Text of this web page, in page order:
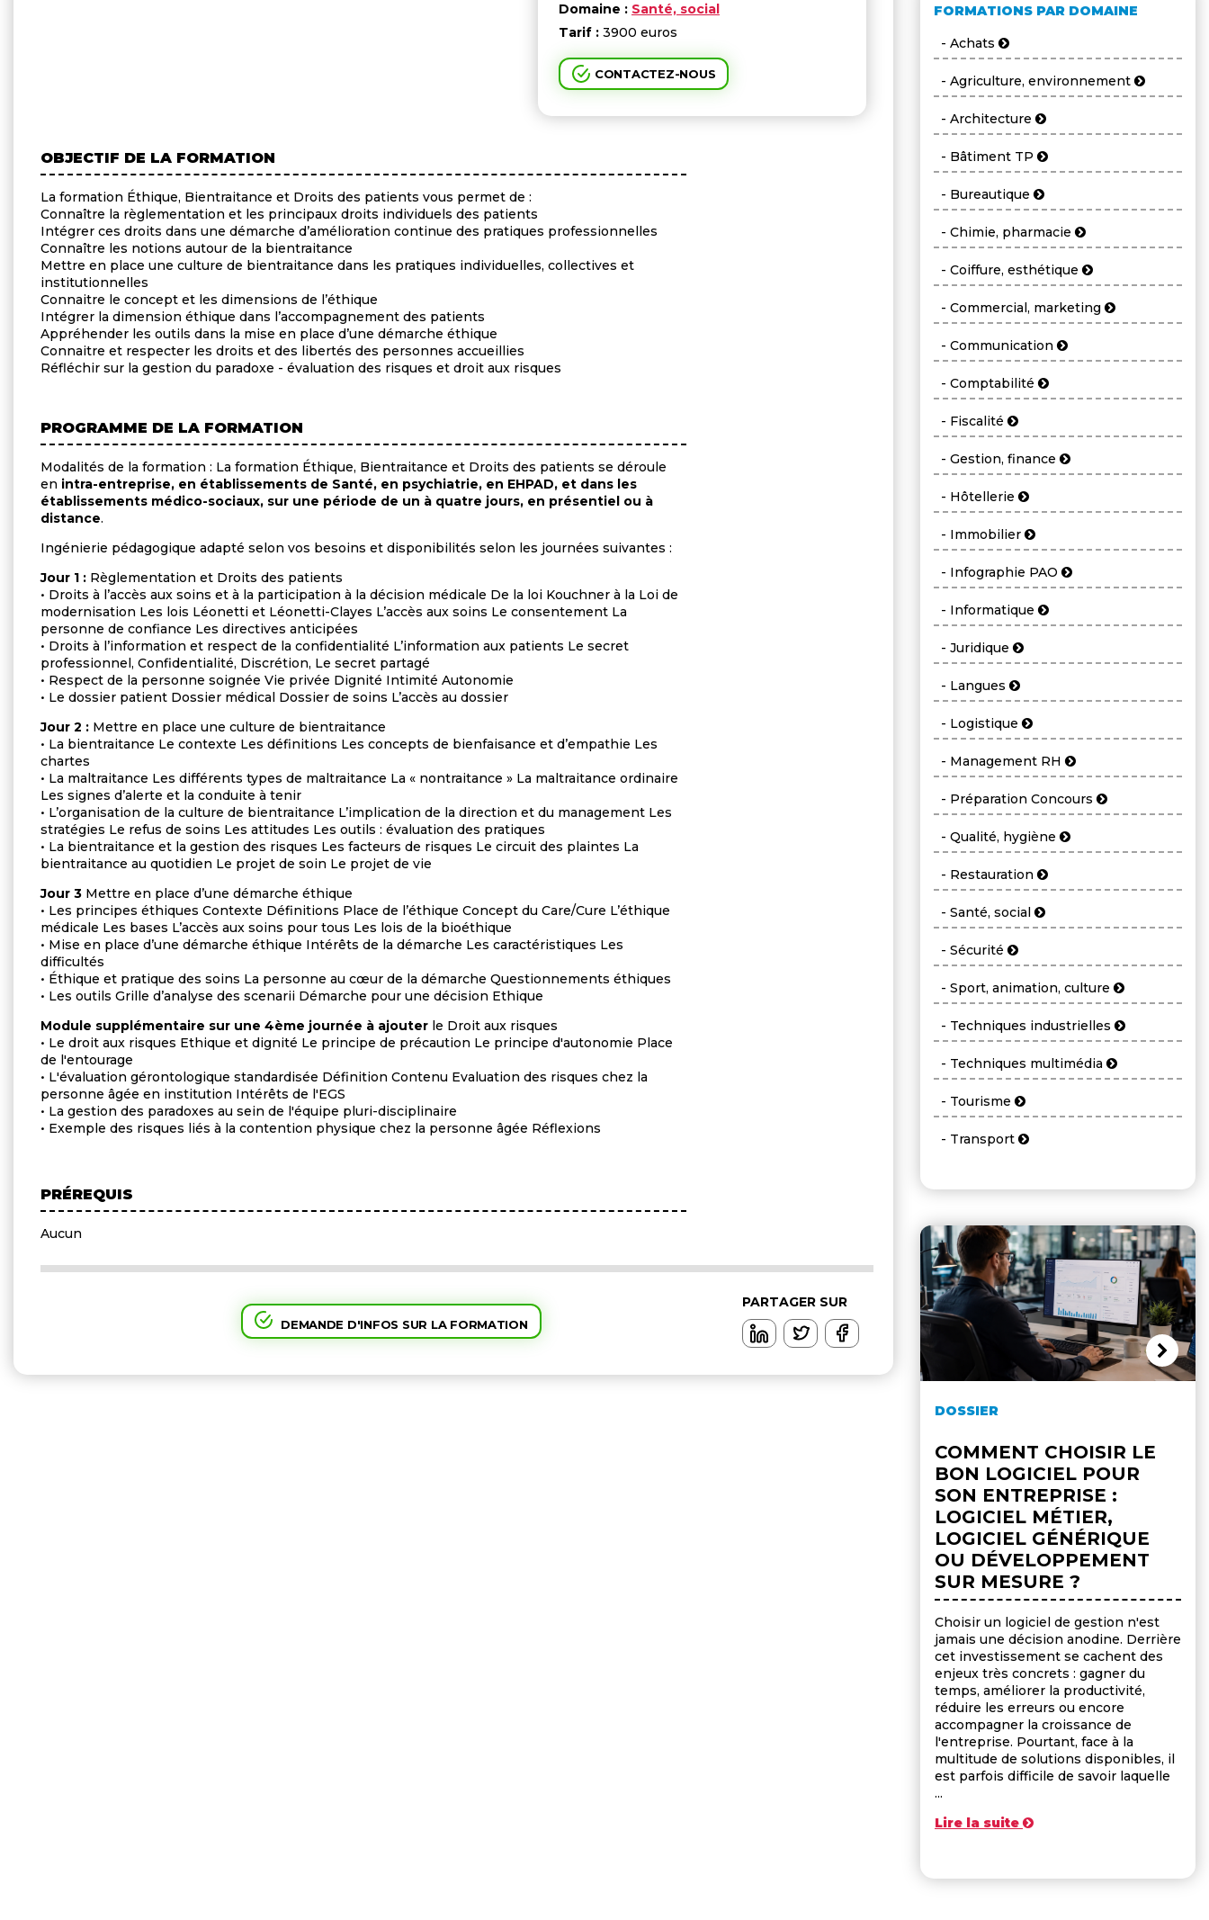
Domaine : Santé, social
Tarif :3900 euros
CONTACTEZ-NOUS
OBJECTIF DE LA FORMATION
La formation Éthique, Bientraitance et Droits des patients vous permet de :
Connaître la règlementation et les principaux droits individuels des patients
Intégrer ces droits dans une démarche d’amélioration continue des pratiques professionnelles
Connaître les notions autour de la bientraitance
Mettre en place une culture de bientraitance dans les pratiques individuelles, collectives et
institutionnelles
Connaitre le concept et les dimensions de l’éthique
Intégrer la dimension éthique dans l’accompagnement des patients
Appréhender les outils dans la mise en place d’une démarche éthique
Connaitre et respecter les droits et des libertés des personnes accueillies
Réfléchir sur la gestion du paradoxe - évaluation des risques et droit aux risques
PROGRAMME DE LA FORMATION
Modalités de la formation : La formation Éthique, Bientraitance et Droits des patients se déroule
en intra-entreprise, en établissements de Santé, en psychiatrie, en EHPAD, et dans les
établissements médico-sociaux, sur une période de un à quatre jours, en présentiel ou à
distance.
Ingénierie pédagogique adapté selon vos besoins et disponibilités selon les journées suivantes :
Jour 1 : Règlementation et Droits des patients
• Droits à l’accès aux soins et à la participation à la décision médicale De la loi Kouchner à la Loi de
modernisation Les lois Léonetti et Léonetti-Clayes L’accès aux soins Le consentement La
personne de confiance Les directives anticipées
• Droits à l’information et respect de la confidentialité L’information aux patients Le secret
professionnel, Confidentialité, Discrétion, Le secret partagé
• Respect de la personne soignée Vie privée Dignité Intimité Autonomie
• Le dossier patient Dossier médical Dossier de soins L’accès au dossier
Jour 2 : Mettre en place une culture de bientraitance
• La bientraitance Le contexte Les définitions Les concepts de bienfaisance et d’empathie Les
chartes
• La maltraitance Les différents types de maltraitance La « nontraitance » La maltraitance ordinaire
Les signes d’alerte et la conduite à tenir
• L’organisation de la culture de bientraitance L’implication de la direction et du management Les
stratégies Le refus de soins Les attitudes Les outils : évaluation des pratiques
• La bientraitance et la gestion des risques Les facteurs de risques Le circuit des plaintes La
bientraitance au quotidien Le projet de soin Le projet de vie
Jour 3 Mettre en place d’une démarche éthique
• Les principes éthiques Contexte Définitions Place de l’éthique Concept du Care/Cure L’éthique
médicale Les bases L’accès aux soins pour tous Les lois de la bioéthique
• Mise en place d’une démarche éthique Intérêts de la démarche Les caractéristiques Les
difficultés
• Éthique et pratique des soins La personne au cœur de la démarche Questionnements éthiques
• Les outils Grille d’analyse des scenarii Démarche pour une décision Ethique
Module supplémentaire sur une 4ème journée à ajouter le Droit aux risques
• Le droit aux risques Ethique et dignité Le principe de précaution Le principe d'autonomie Place
de l'entourage
• L'évaluation gérontologique standardisée Définition Contenu Evaluation des risques chez la
personne âgée en institution Intérêts de l'EGS
• La gestion des paradoxes au sein de l'équipe pluri-disciplinaire
• Exemple des risques liés à la contention physique chez la personne âgée Réflexions
PRÉREQUIS
Aucun
DEMANDE D'INFOS SUR LA FORMATION
PARTAGER SUR
FORMATIONS PAR DOMAINE
- Achats
- Agriculture, environnement
- Architecture
- Bâtiment TP
- Bureautique
- Chimie, pharmacie
- Coiffure, esthétique
- Commercial, marketing
- Communication
- Comptabilité
- Fiscalité
- Gestion, finance
- Hôtellerie
- Immobilier
- Infographie PAO
- Informatique
- Juridique
- Langues
- Logistique
- Management RH
- Préparation Concours
- Qualité, hygiène
- Restauration
- Santé, social
- Sécurité
- Sport, animation, culture
- Techniques industrielles
- Techniques multimédia
- Tourisme
- Transport
DOSSIER
COMMENT CHOISIR LE
BON LOGICIEL POUR
SON ENTREPRISE :
LOGICIEL MÉTIER,
LOGICIEL GÉNÉRIQUE
OU DÉVELOPPEMENT
SUR MESURE ?
Choisir un logiciel de gestion n'est
jamais une décision anodine. Derrière
cet investissement se cachent des
enjeux très concrets : gagner du
temps, améliorer la productivité,
réduire les erreurs ou encore
accompagner la croissance de
l'entreprise. Pourtant, face à la
multitude de solutions disponibles, il
est parfois difficile de savoir laquelle
...
Lire la suite